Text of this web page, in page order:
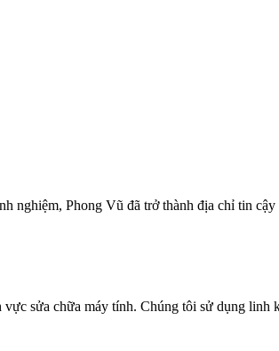
Phong Vũ đã trở thành địa chỉ tin
sửa chữa máy tính. Chúng tôi sử dụng linh